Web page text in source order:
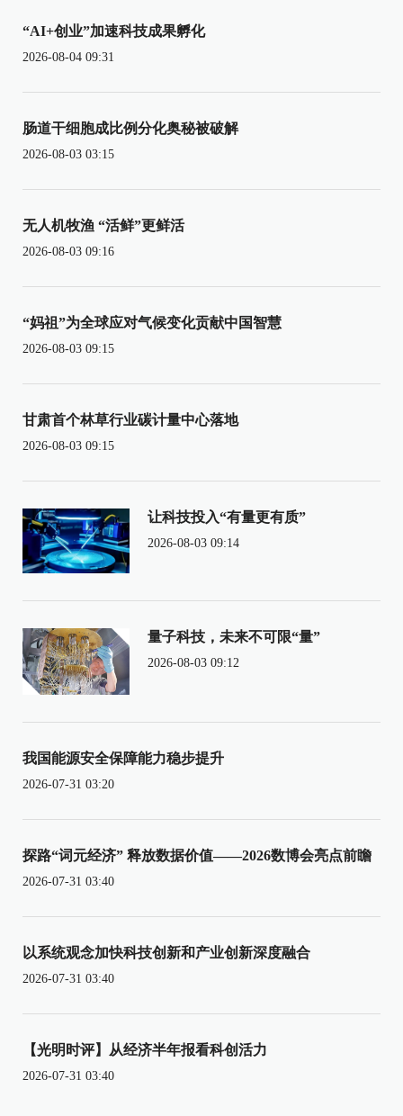
“AI+创业”加速科技成果孵化
2026-08-04 09:31
肠道干细胞成比例分化奥秘被破解
2026-08-03 03:15
无人机牧渔 “活鲜”更鲜活
2026-08-03 09:16
“妈祖”为全球应对气候变化贡献中国智慧
2026-08-03 09:15
甘肃首个林草行业碳计量中心落地
2026-08-03 09:15
让科技投入“有量更有质”
2026-08-03 09:14
量子科技，未来不可限“量”
2026-08-03 09:12
我国能源安全保障能力稳步提升
2026-07-31 03:20
探路“词元经济” 释放数据价值——2026数博会亮点前瞻
2026-07-31 03:40
以系统观念加快科技创新和产业创新深度融合
2026-07-31 03:40
【光明时评】从经济半年报看科创活力
2026-07-31 03:40